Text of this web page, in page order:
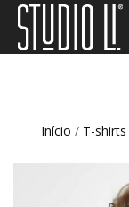
Início / T-shirts